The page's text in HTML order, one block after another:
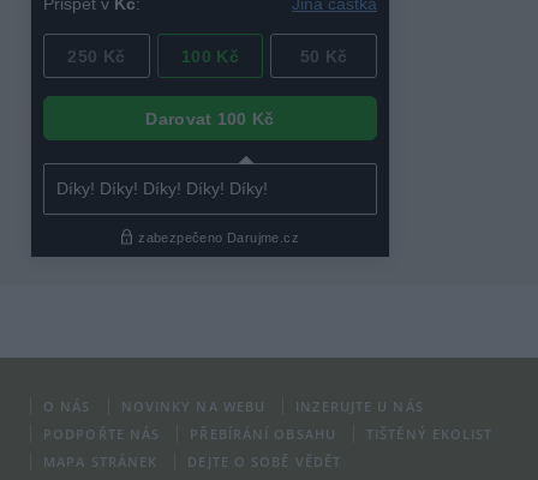
O NÁS NOVINKY NA WEBU
INZERUJTE U NÁS
PODPOŘTE NÁS
PŘEBÍRÁNÍ OBSAHU
TIŠTĚNÝ EKOLIST
MAPA STRÁNEK
DEJTE O SOBĚ VĚDĚT